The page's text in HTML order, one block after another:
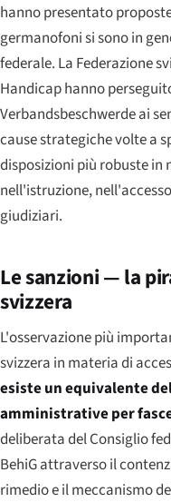
hanno presentato
germanofoni si sono in
federale. La Federazione
Handicap hanno
Verbandsbeschwerde ai
cause strategiche volte a
disposizioni più robuste
nell'istruzione,
giudiziari.
Le sanzioni — la
svizzera
L'osservazione più
svizzera in materia di
esiste un equivalente
amministrative per
deliberata del Consiglio
BehiG attraverso il
rimedio e il meccanismo